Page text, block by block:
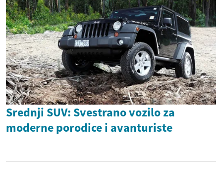
Srednji SUV: Svestrano vozilo za
moderne porodice i avanturiste